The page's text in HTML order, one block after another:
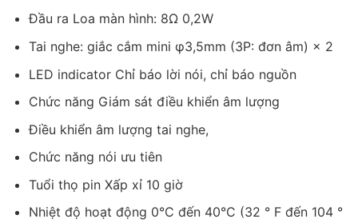
Đầu ra Loa màn hình: 8Ω 0,2W
Tai nghe: giắc cắm mini φ3,5mm (3P: đơn âm) × 2
LED indicator Chỉ báo lời nói, chỉ báo nguồn
Chức năng Giám sát điều khiển âm lượng
Điều khiển âm lượng tai nghe,
Chức năng nói ưu tiên
Tuổi thọ pin Xấp xỉ 10 giờ
Nhiệt độ hoạt động 0°C đến 40°C (32 ° F đến 104 °